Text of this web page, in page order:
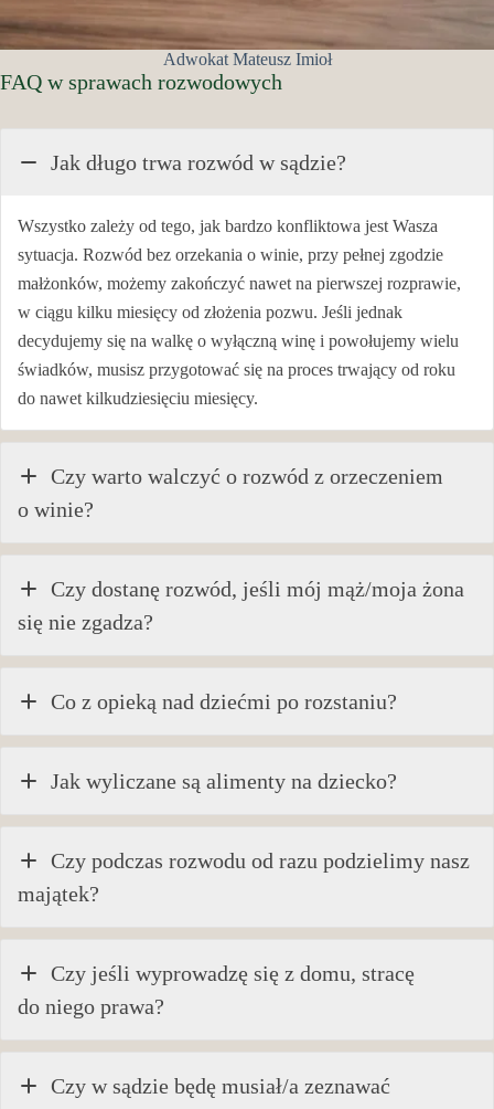
Adwokat Mateusz Imioł
FAQ w sprawach rozwodowych
Jak długo trwa rozwód w sądzie?
Wszystko zależy od tego, jak bardzo konfliktowa jest Wasza
sytuacja. Rozwód bez orzekania o winie, przy pełnej zgodzie
małżonków, możemy zakończyć nawet na pierwszej rozprawie,
w ciągu kilku miesięcy od złożenia pozwu. Jeśli jednak
decydujemy się na walkę o wyłączną winę i powołujemy wielu
świadków, musisz przygotować się na proces trwający od roku
do nawet kilkudziesięciu miesięcy.
Czy warto walczyć o rozwód z orzeczeniem
o winie?
Czy dostanę rozwód, jeśli mój mąż/moja żona
się nie zgadza?
Co z opieką nad dziećmi po rozstaniu?
Jak wyliczane są alimenty na dziecko?
Czy podczas rozwodu od razu podzielimy nasz
majątek?
Czy jeśli wyprowadzę się z domu, stracę
do niego prawa?
Czy w sądzie będę musiał/a zeznawać